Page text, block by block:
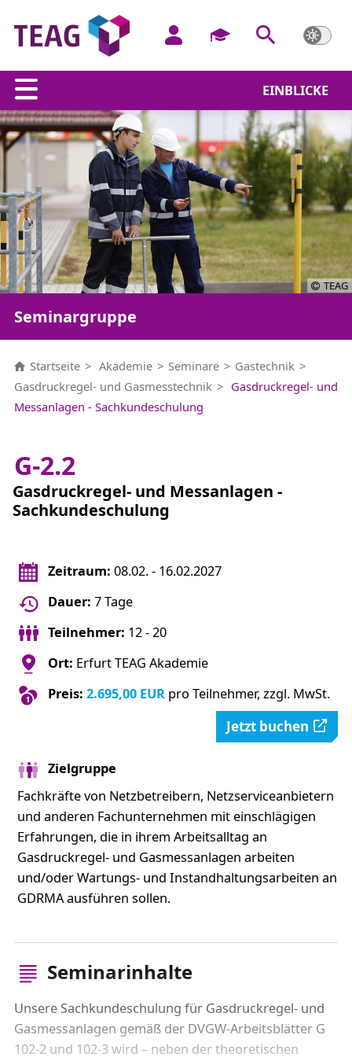
EINBLICKE
TEAG
Seminargruppe
Startseite Akademie Seminare
Gastechnik
Gasdruckregel- und Gasmesstechnik
Gasdruckregel- und
Messanlagen - Sachkundeschulung
G-2.2
Gasdruckregel- und Messanlagen -
Sachkundeschulung
Zeitraum: 08.02. - 16.02.2027
Dauer: 7 Tage
Teilnehmer: 12 - 20
Ort: Erfurt TEAG Akademie
Preis: 2.695,00 EURpro Teilnehmer, zzgl. MwSt.
Jetzt buchen
Zielgruppe
Fachkräfte von Netzbetreibern, Netzserviceanbietern
und anderen Fachunternehmen mit einschlägigen
Erfahrungen, die in ihrem Arbeitsalltag an
Gasdruckregel- und Gasmessanlagen arbeiten
und/oder Wartungs- und Instandhaltungsarbeiten an
GDRMA ausführen sollen.
Seminarinhalte
Unsere Sachkundeschulung für Gasdruckregel- und
Gasmessanlagen gemäß der DVGW-Arbeitsblätter G
102-2 und 102-3 wird – neben der theoretischen